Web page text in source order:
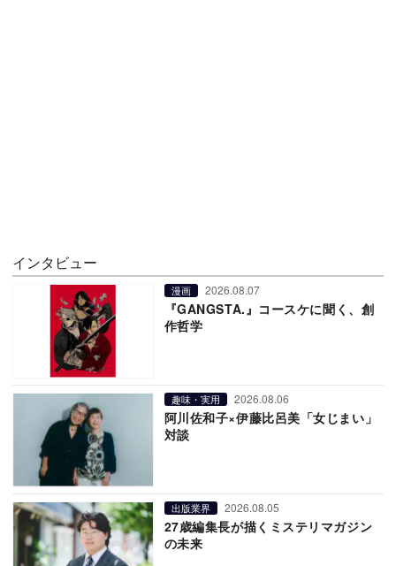
インタビュー
漫画 2026.08.07
『GANGSTA.』コースケに聞く、創
作哲学
趣味・実用 2026.08.06
阿川佐和子×伊藤比呂美「女じまい」
対談
出版業界 2026.08.05
27歳編集長が描くミステリマガジン
の未来